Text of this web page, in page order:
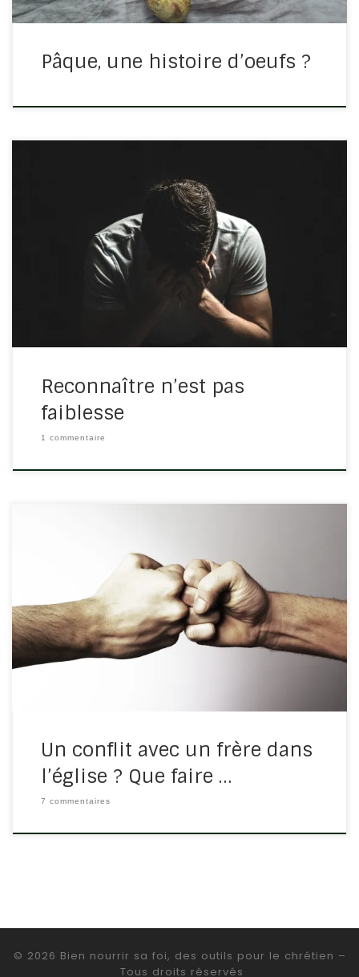
Pâque, une histoire d’oeufs ?
Reconnaître ses torts n’est pas trop à la mode chez les
êtres humains. Il sera toujours mieux de foncer tête
baissée dans nos erreurs et sauver la face devant tout
le monde que d’accepter notre faillibilité. Lorsque […]
Reconnaître n’est pas
faiblesse
1 commentaire
Il se peut qu’une parole vous ait blessée mais que le
chrétien qui vous a blessé ne s’en soit pas rendu
compte. Une barrière se pose alors dans votre cœur
par rapport à cette personne. Et s’il […]
Un conflit avec un frère dans
l’église ? Que faire …
7 commentaires
© 2026 Bien nourrir sa foi, des outils pour le chrétien –
Tous droits réservés